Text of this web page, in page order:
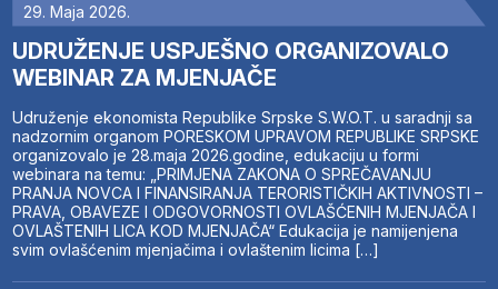
29. Maja 2026.
UDRUŽENJE USPJEŠNO ORGANIZOVALO
WEBINAR ZA MJENJAČE
Udruženje ekonomista Republike Srpske S.W.O.T. u saradnji sa
nadzornim organom PORESKOM UPRAVOM REPUBLIKE SRPSKE
organizovalo je 28.maja 2026.godine, edukaciju u formi
webinara na temu: „PRIMJENA ZAKONA O SPREČAVANJU
PRANJA NOVCA I FINANSIRANJA TERORISTIČKIH AKTIVNOSTI –
PRAVA, OBAVEZE I ODGOVORNOSTI OVLAŠĆENIH MJENJAČA I
OVLAŠTENIH LICA KOD MJENJAČA“ Edukacija je namijenjena
svim ovlašćenim mjenjačima i ovlaštenim licima […]